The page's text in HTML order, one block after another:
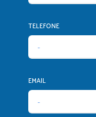
TELEFONE
EMAIL